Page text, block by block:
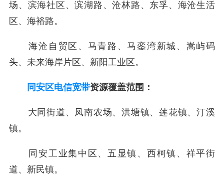
场、滨海社区、滨湖路、沧林路、东孚、海沧生活
区、海裕路。
海沧自贸区、马青路、马銮湾新城、嵩屿码
头、未来海岸片区、新阳工业区。
同安区电信宽带资源覆盖范围：
大同街道、凤南农场、洪塘镇、莲花镇、汀溪
镇。
同安工业集中区、五显镇、西柯镇、祥平街
道、新民镇。